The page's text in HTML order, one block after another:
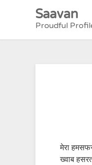
Saavan
Proudful
मेरा
ख्वाब